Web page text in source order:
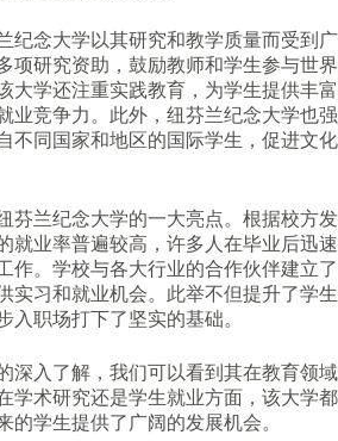
纪念大学以其研究和教学质量而受到广
项研究资助，鼓励教师和学生参与世界
大学还注重实践教育，为学生提供丰富
业竞争力。此外，纽芬兰纪念大学也强
不同国家和地区的国际学生，促进文化
芬兰纪念大学的一大亮点。根据校方发
就业率普遍较高，许多人在毕业后迅速
作。学校与各大行业的合作伙伴建立了
实习和就业机会。此举不但提升了学生
入职场打下了坚实的基础。
深入了解，我们可以看到其在教育领域
学术研究还是学生就业方面，该大学都
的学生提供了广阔的发展机会。